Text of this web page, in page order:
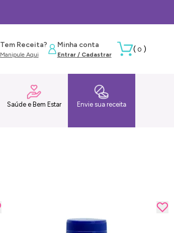
Minha conta
Entrar / Cadastrar
Tem Receita?
Manipule Aqui
( 0 )
Saúde e Bem Estar Envie sua receita